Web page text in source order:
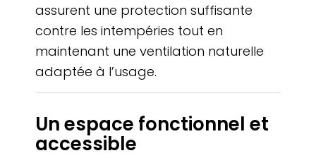
assurent une protection suffisante
contre les intempéries tout en
maintenant une ventilation naturelle
adaptée à l’usage.
Un espace fonctionnel et
accessible